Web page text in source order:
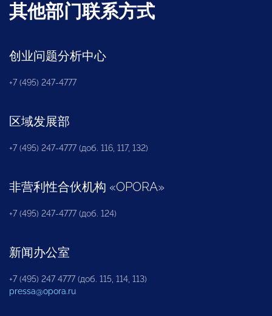
其他部门联系方式
创业问题分析中心
+7 (495) 247-4777
区域发展部
+7 (495) 247-4777 (доб. 116, 117, 132)
非营利性合伙机构 «OPORA»
+7 (495) 247-4777 (доб. 124)
新闻办公室
+7 (495) 247 4777 (доб. 115, 114, 113)
pressa@opora.ru